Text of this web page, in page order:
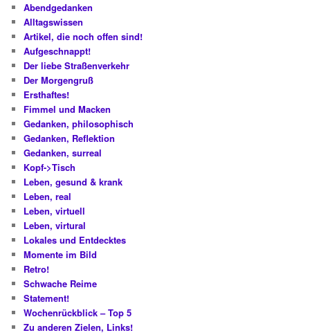
Abendgedanken
Alltagswissen
Artikel, die noch offen sind!
Aufgeschnappt!
Der liebe Straßenverkehr
Der Morgengruß
Ersthaftes!
Fimmel und Macken
Gedanken, philosophisch
Gedanken, Reflektion
Gedanken, surreal
Kopf->Tisch
Leben, gesund & krank
Leben, real
Leben, virtuell
Leben, virtural
Lokales und Entdecktes
Momente im Bild
Retro!
Schwache Reime
Statement!
Wochenrückblick – Top 5
Zu anderen Zielen, Links!